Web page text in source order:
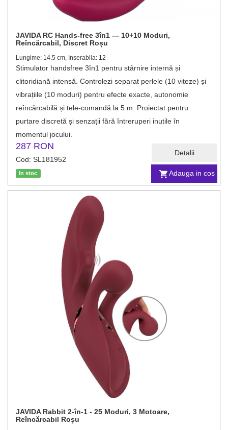
Adauga in cos
Detalii
JAVIDA RC Hands-free 3în1 — 10+10 Moduri,
Reîncărcabil, Discret Roșu
Lungime: 14.5 cm, Inserabila: 12
Stimulator handsfree 3în1 pentru stârnire internă și
clitoridiană intensă. Controlezi separat perlele (10 viteze) și
vibrațiile (10 moduri) pentru efecte exacte, autonomie
reîncărcabilă și tele-comandă la 5 m. Proiectat pentru
purtare discretă și senzații fără întreruperi inutile în
momentul jocului.
287 RON
Cod: SL181952
In stoc
JAVIDA Rabbit 2-în-1 - 25 Moduri, 3 Motoare,
Reîncărcabil Roșu